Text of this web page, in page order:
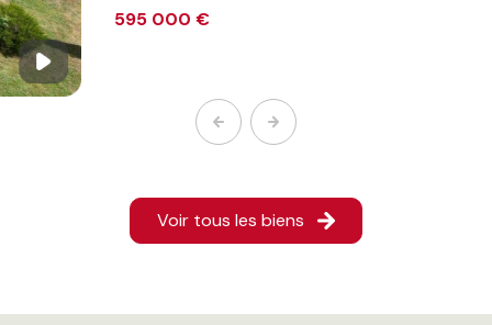
595 000 €
Voir tous les biens